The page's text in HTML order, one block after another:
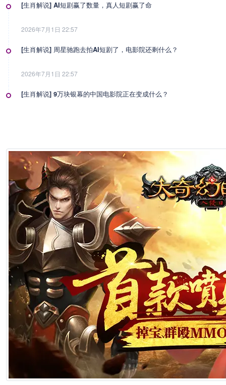
[生肖解说] AI短剧赢了数量，真人短剧赢了命
2026年7月1日 22:57
[生肖解说] 周星驰跑去拍AI短剧了，电影院还剩什么？
2026年7月1日 22:57
[生肖解说] 9万块银幕的中国电影院正在变成什么？
2026年7月1日 22:57
[生肖解说] 一部已经下线的电影，凭什么让陈道明袁和平吴京跑一趟兰
2026年6月25日 10:49
[生肖解说] 哪吒把桌子掀了，八部国漫来抢饭碗了
2026年6月25日 10:49
[生肖解说] 横店要开AI短剧大会了，但群演们已经不关心了
2026年6月25日 10:49
[生肖解说] 《功夫女足》七月见！欠星爷的电影票，这次终于能还了
2026年6月25日 10:49
[生肖解说] AI短剧最赚钱的不是做剧的，是卖算力、卖模型、卖工具的